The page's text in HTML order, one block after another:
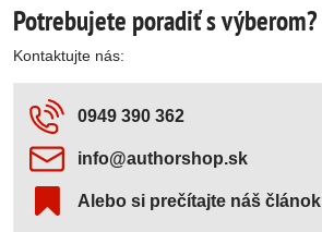
Potrebujete poradiť s výberom?
Kontaktujte nás:
0949 390 362
info​@authorshop​.sk
Alebo si prečítajte náš článok